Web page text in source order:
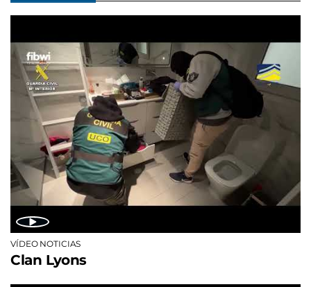
VÍDEO NOTICIAS
Clan Lyons